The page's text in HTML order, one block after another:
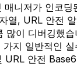
매니저가 인코
열, URL 안전
이 디버깅했습
지 일반적인
URL 안전